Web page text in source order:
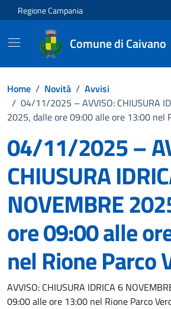
Vai ai contenuti
Vai al footer
Regione Campania
Comune di Caivano
Home / Novità / Avvisi
/ 04/11/2025 – AVVISO: CHIUSURA
2025, dalle ore 09:00 alle ore 13:00 nel
04/11/2025 –
CHIUSURA
NOVEMBRE
ore 09:00 alle
nel Rione Parco
Dettagli della
AVVISO: CHIUSURA IDRICA 6
09:00 alle ore 13:00 nel Rione Parco